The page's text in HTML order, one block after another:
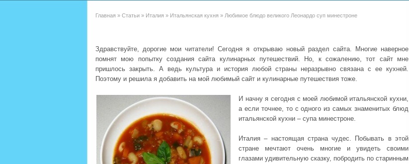
Главная » Статьи » Италия » Итальянская кухня » Любимое блюдо великого Леонардо суп минестроне
Здравствуйте, дорогие мои читатели! Сегодня я открываю новый раздел сайта. Многие наверное
помнят мою попытку создания сайта кулинарных путешествий. Но, к сожалению, тот сайт мне
пришлось закрыть. А ведь культура и история любой страны неразрывно связана с ее кухней.
Поэтому и решила я добавить на мой любимый сайт и кулинарные путешествия тоже.
И начну я сегодня с моей любимой итальянской кухни,
а если точнее, то с одного из самых знаменитых блюд
итальянской кухни – супа минестроне.
Италия – настоящая страна чудес. Побывать в этой
стране мечтают очень многие и увидеть своими
глазами удивительную сказку, побродить по старинным